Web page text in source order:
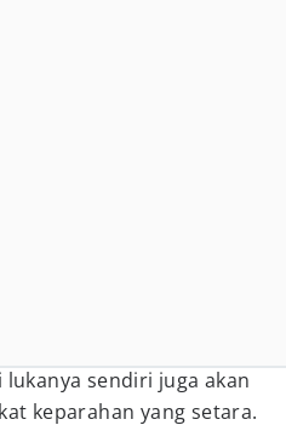
sendiri juga akan
keparahan yang setara.